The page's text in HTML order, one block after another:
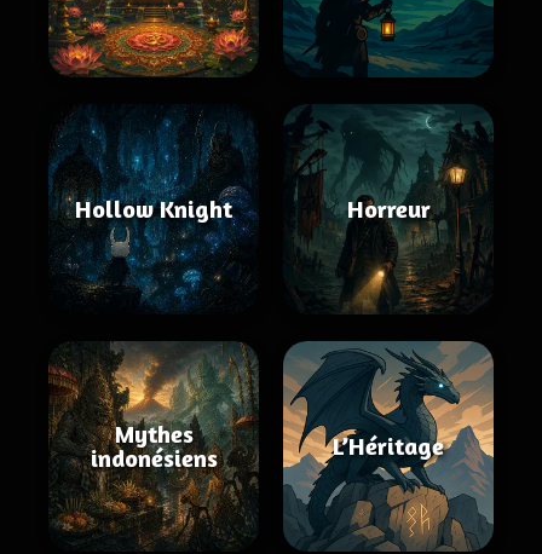
Hollow Knight Horreur
Mythes
indonésiens
L’Héritage